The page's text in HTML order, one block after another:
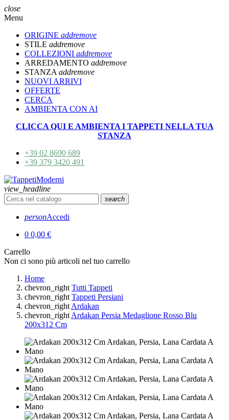
close
Menu
ORIGINE addremove
STILE addremove
COLLEZIONI addremove
ARREDAMENTO addremove
STANZA addremove
NUOVI ARRIVI
OFFERTE
CERCA
AMBIENTA CON AI
CLICCA QUI E AMBIENTA I TAPPETI NELLA TUA
STANZA
+39 02 8690 689
+39 379 3420 491
view_headline
search
personAccedi
0 0,00 €
Carrello
Non ci sono più articoli nel tuo carrello
Home
chevron_right Tutti Tappeti
chevron_right Tappeti Persiani
chevron_right Ardakan
chevron_right Ardakan Persia Medaglione Rosso Blu
200x312 Cm